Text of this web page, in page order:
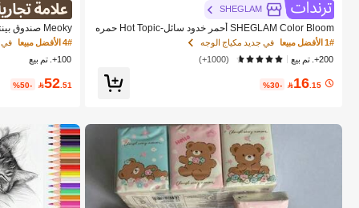
SHEGLAM
SHEGLAM Color Bloom أحمر خدود سائل-Hot Topic حمره
بلشر ماركة تجميل ومكياج للنساء والفتيات
1# الأفضل مبيعا
في جديد مكياج الوجه
200+. تم بيع
(1000+)
16 .15
%30-
انع للتسرب،
لوجبات
والنزهات (فيونكة
4# الأفضل مبيعا
100+. تم بيع
52.51
%50-